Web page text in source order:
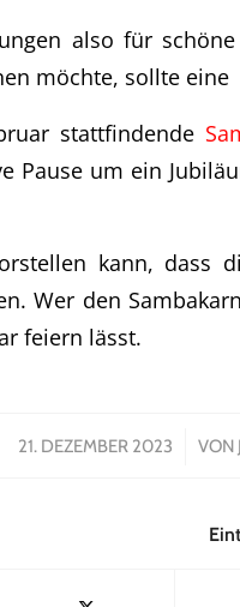
also für
möchte, sollte eine
stattfindende
Pause um ein
kann, dass
Wer den
feiern lässt.
21. DEZEMBER 2023
/ VON